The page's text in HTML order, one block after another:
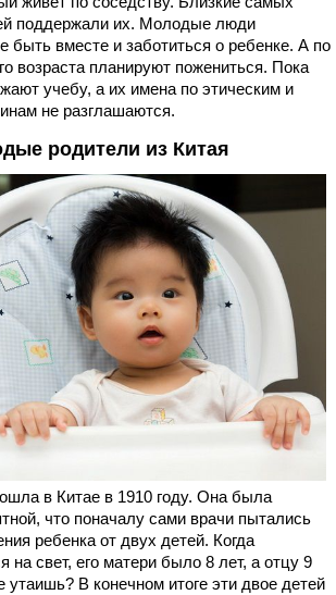
поддержали их. Молодые люди
быть вместе и заботиться о ребенке. А по
возраста планируют пожениться. Пока
учебу, а их имена по этическим и
не разглашаются.
родители из Китая
в Китае в 1910 году. Она была
что поначалу сами врачи пытались
ребенка от двух детей. Когда
на свет, его матери было 8 лет, а отцу 9
утаишь? В конечном итоге эти двое детей